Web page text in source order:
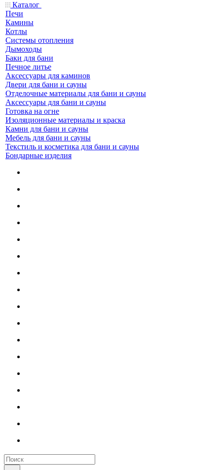
Каталог
Печи
Камины
Котлы
Системы отопления
Дымоходы
Баки для бани
Печное литье
Аксессуары для каминов
Двери для бани и сауны
Отделочные материалы для бани и сауны
Аксессуары для бани и сауны
Готовка на огне
Изоляционные материалы и краска
Камни для бани и сауны
Мебель для бани и сауны
Текстиль и косметика для бани и сауны
Бондарные изделия